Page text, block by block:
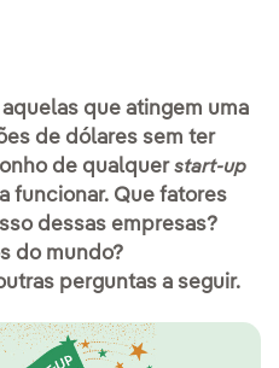
que atingem uma
de dólares sem ter
de qualquerstart-up
funcionar. Que fatores
dessas empresas?
do mundo?
perguntas a seguir.